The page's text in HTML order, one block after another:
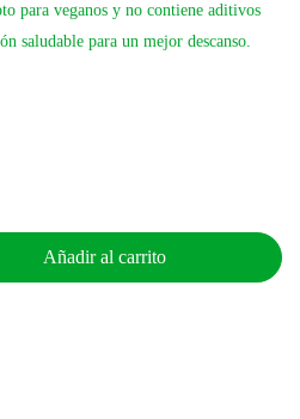
para veganos y no contiene aditivos
saludable para un mejor descanso.
Añadir al carrito